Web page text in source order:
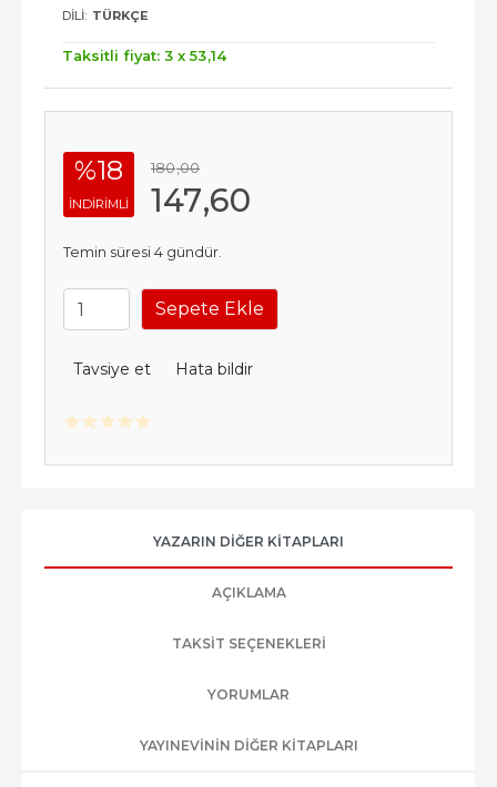
DILI: TÜRKÇE
Taksitli fiyat: 3 x 53,14
%18
INDIRIMLI
180,00
147,60
Temin süresi 4 gündür.
Sepete Ekle
Tavsiye et Hata bildir
YAZARIN DIĞER KITAPLARI
AÇIKLAMA
TAKSIT SEÇENEKLERI
YORUMLAR
YAYINEVININ DIĞER KITAPLARI